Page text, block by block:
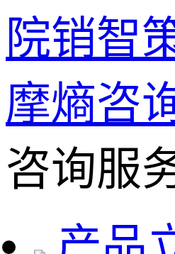
院销智
摩熵咨
咨询服